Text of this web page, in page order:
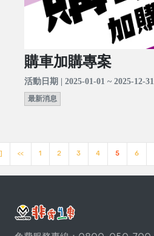
購車加購專案
活動日期 | 2025-01-01 ~ 2025-12-31
最新消息
<< 1 2 3 4 5 6